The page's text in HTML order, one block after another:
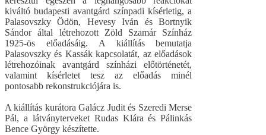
kiváltó budapesti avantgárd színpadi kísérletig, a
Palasovszky Ödön, Hevesy Iván és Bortnyik
Sándor által létrehozott Zöld Szamár Színház
1925-ös előadásáig. A kiállítás bemutatja
Palasovszky és Kassák kapcsolatát, az előadások
létrehozóinak avantgárd színházi előtörténetét,
valamint kísérletet tesz az előadás minél
pontosabb rekonstrukciójára is.
A kiállítás kurátora Galácz Judit és Szeredi Merse
Pál, a látványterveket Rudas Klára és Pálinkás
Bence György készítette.